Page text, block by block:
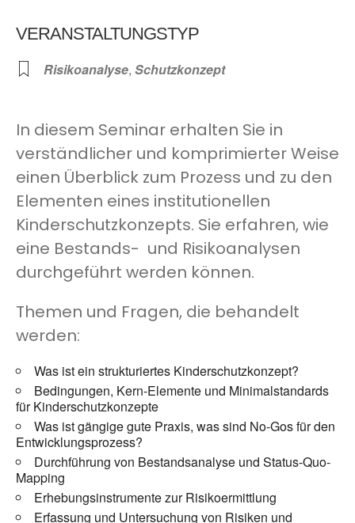
VERANSTALTUNGSTYP
Risikoanalyse, Schutzkonzept
In diesem Seminar erhalten Sie in
verständlicher und komprimierter Weise
einen Überblick zum Prozess und zu den
Elementen eines institutionellen
Kinderschutzkonzepts. Sie erfahren, wie
eine Bestands- und Risikoanalysen
durchgeführt werden können.
Themen und Fragen, die behandelt
werden:
Was ist ein strukturiertes Kinderschutzkonzept?
Bedingungen, Kern-Elemente und Minimalstandards
für Kinderschutzkonzepte
Was ist gängige gute Praxis, was sind No-Gos für den
Entwicklungsprozess?
Durchführung von Bestandsanalyse und Status-Quo-
Mapping
Erhebungsinstrumente zur Risikoermittlung
Erfassung und Untersuchung von Risiken und